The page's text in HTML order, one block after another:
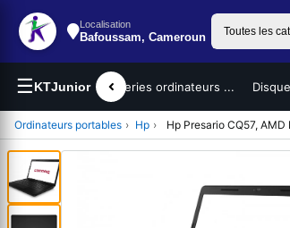
Localisation
Bafoussam, Cameroun
☰KTJunior
portables Batteries ordinateurs ...
Ordinateurs portables › Hp › Hp Presario CQ57, AMD